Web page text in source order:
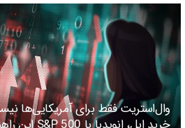
وال‌استریت فقط برای آمریکایی‌ها